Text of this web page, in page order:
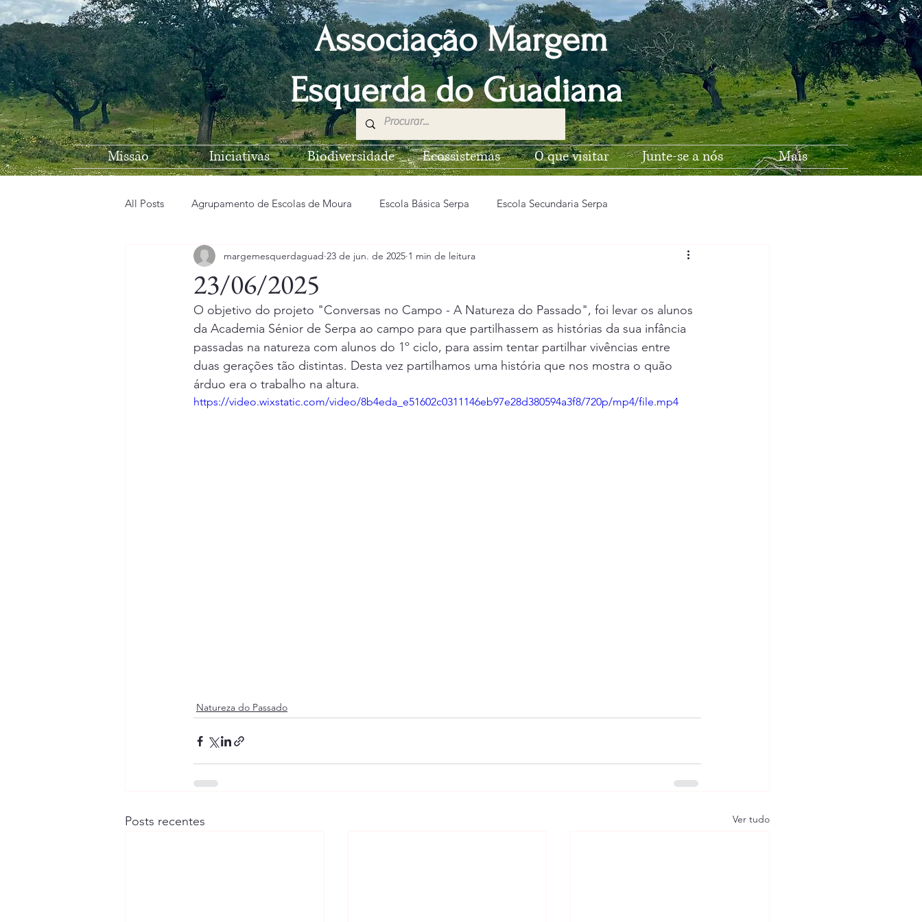
Associação Margem
Esquerda do Guadiana
Missão Iniciativas Biodiversidade Ecossistemas O que visitar Junte-se a nós Mais
All Posts Agrupamento de Escolas de Moura Escola Básica Serpa Escola Secundaria Serpa
EB n1 de Vila Nova de São Bento EB n2 Vila Nova de São Bento Escola A-do-Pinto
Escola Vila Verde de Ficalho EB Abade Correia da Serra Projeto Rios Educacao Ambiental
Dias Comemorativos Passeios Outras Iniciativas Iniciativas Escola dos Bombeiros
23/06/2025
margemesquerdaguad 23 de jun. de 2025 1 min de leitura
O objetivo do projeto "Conversas no Campo - A Natureza do Passado", foi levar os alunos
da Academia Sénior de Serpa ao campo para que partilhassem as histórias da sua infância
passadas na natureza com alunos do 1º ciclo, para assim tentar partilhar vivências entre
duas gerações tão distintas. Desta vez partilhamos uma história que nos mostra o quão
árduo era o trabalho na altura.
https://video.wixstatic.com/video/8b4eda_e51602c0311146eb97e28d380594a3f8/720p/mp4/file.mp4
Natureza do Passado
Posts recentes Ver tudo